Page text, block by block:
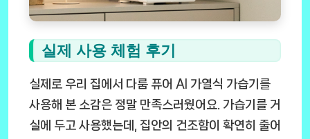
실제 사용 체험 후기
실제로 우리 집에서 다룸 퓨어 AI 가열식 가습기를
사용해 본 소감은 정말 만족스러웠어요. 가습기를 거
실에 두고 사용했는데, 집안의 건조함이 확연히 줄어